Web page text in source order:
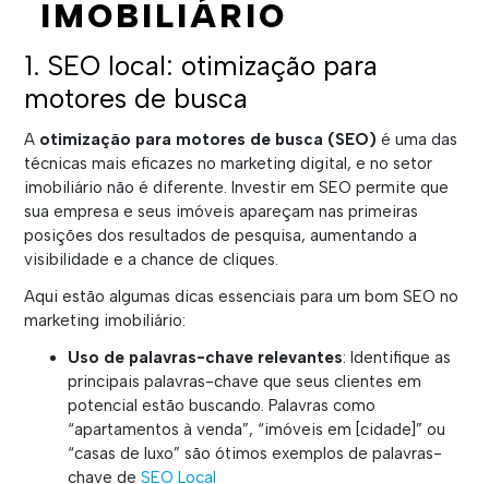
IMOBILIÁRIO
1. SEO local: otimização para
motores de busca
A otimização para motores de busca (SEO) é uma das
técnicas mais eficazes no marketing digital, e no setor
imobiliário não é diferente. Investir em SEO permite que
sua empresa e seus imóveis apareçam nas primeiras
posições dos resultados de pesquisa, aumentando a
visibilidade e a chance de cliques.
Aqui estão algumas dicas essenciais para um bom SEO no
marketing imobiliário:
Uso de palavras-chave relevantes: Identifique as
principais palavras-chave que seus clientes em
potencial estão buscando. Palavras como
“apartamentos à venda”, “imóveis em [cidade]” ou
“casas de luxo” são ótimos exemplos de palavras-
chave de SEO Local